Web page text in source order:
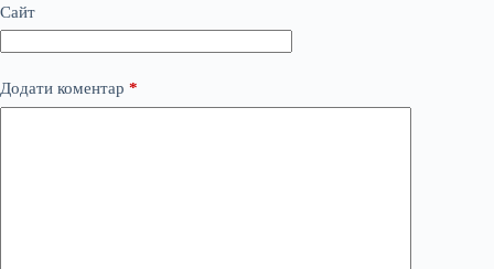
Сайт
Додати коментар *